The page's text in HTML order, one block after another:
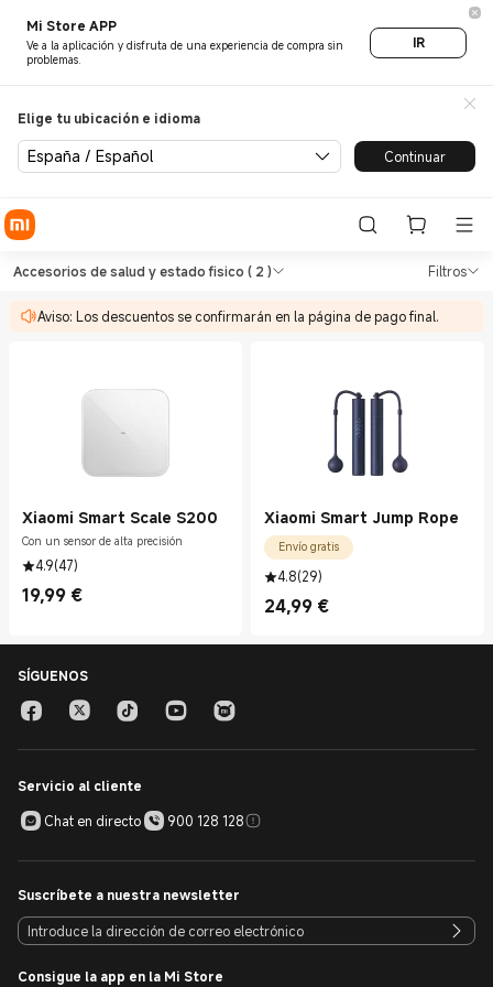
Mi Store APP
Ve a la aplicación y disfruta de una experiencia de compra sin
problemas.
IR
Elige tu ubicación e idioma
España / Español Continuar
Shop Salud y estado fisico
Accesorios de salud y estado fisico ( 2 ) Filtros
Aviso: Los descuentos se confirmarán en la página de pago final.
Shop Salud y estado fisico
Xiaomi Smart Scale S200
Con un sensor de alta precisión
4.9(47)
19,99 €
Current Price €19.99
Xiaomi Smart Jump Rope
Envío gratis
4.8(29)
24,99 €
Current Price €24.99
SÍGUENOS
Servicio al cliente
Chat en directo
900 128 128
Suscríbete a nuestra newsletter
Consigue la app en la Mi Store